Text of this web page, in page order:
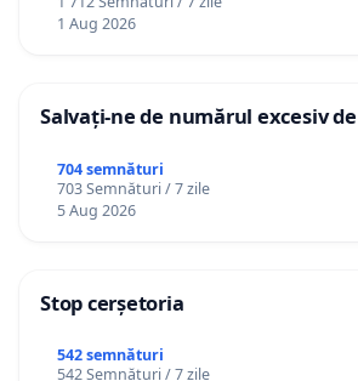
1 Aug 2026
Salvați-ne de numărul excesiv
704 semnături
703 Semnături / 7 zile
5 Aug 2026
Stop cerșetoria
542 semnături
542 Semnături / 7 zile